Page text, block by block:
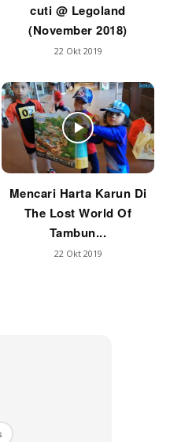
cuti @ Legoland
(November 2018)
22 Okt 2019
Mencari Harta Karun Di
The Lost World Of
Tambun...
22 Okt 2019